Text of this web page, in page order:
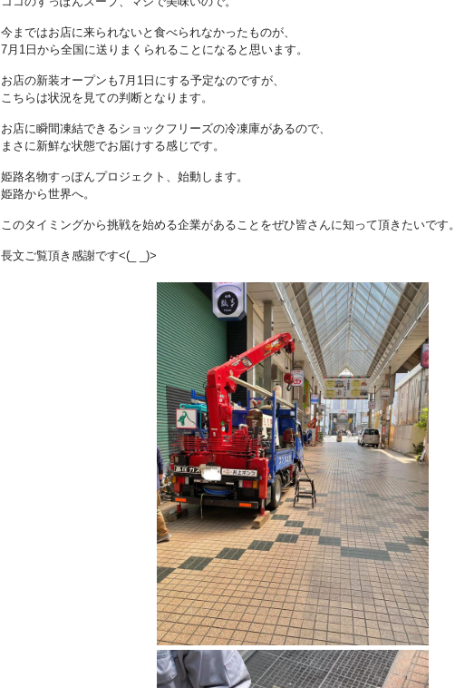
今まではお店に来られないと食べられなかったものが、
7月1日から全国に送りまくられることになると思います。
お店の新装オープンも7月1日にする予定なのですが、
こちらは状況を見ての判断となります。
お店に瞬間凍結できるショックフリーズの冷凍庫があるので、
まさに新鮮な状態でお届けする感じです。
姫路名物すっぽんプロジェクト、始動します。
姫路から世界へ。
このタイミングから挑戦を始める企業があることをぜひ皆さんに知って頂きたいです。
長文ご覧頂き感謝です<(_ _)>